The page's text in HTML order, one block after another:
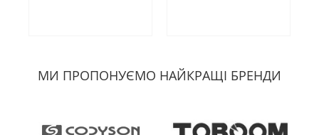
МИ ПРОПОНУЄМО НАЙКРАЩІ БРЕНДИ